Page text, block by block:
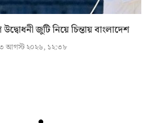
জুটি নিয়ে চিন্তায় বাংলাদেশ
আগস্ট ২০২৬, ১২:৩৮